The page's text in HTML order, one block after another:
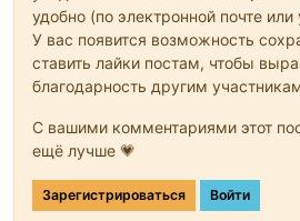
удобно (по электронной почте
У вас появится возможность
ставить лайки постам, чтобы
благодарность другим
С вашими комментариями этот
ещё лучше 💗
Зарегистрироваться Войти